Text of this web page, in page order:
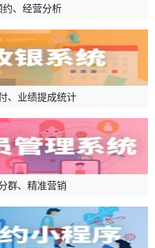
、经营分析
、业绩提成统计
群、精准营销